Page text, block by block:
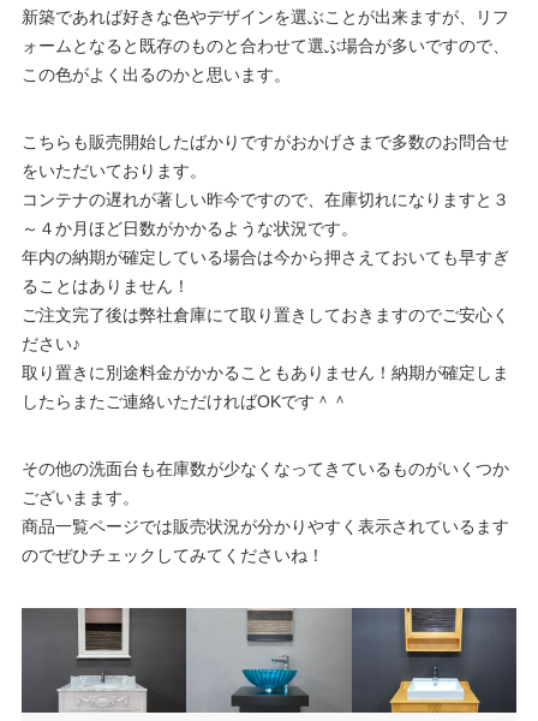
新築であれば好きな色やデザインを選ぶことが出来ますが、リフ
ォームとなると既存のものと合わせて選ぶ場合が多いですので、
この色がよく出るのかと思います。
こちらも販売開始したばかりですがおかげさまで多数のお問合せ
をいただいております。
コンテナの遅れが著しい昨今ですので、在庫切れになりますと３
～４か月ほど日数がかかるような状況です。
年内の納期が確定している場合は今から押さえておいても早すぎ
ることはありません！
ご注文完了後は弊社倉庫にて取り置きしておきますのでご安心く
ださい♪
取り置きに別途料金がかかることもありません！納期が確定しま
したらまたご連絡いただければOKです＾＾
その他の洗面台も在庫数が少なくなってきているものがいくつか
ございまます。
商品一覧ページでは販売状況が分かりやすく表示されているます
のでぜひチェックしてみてくださいね！